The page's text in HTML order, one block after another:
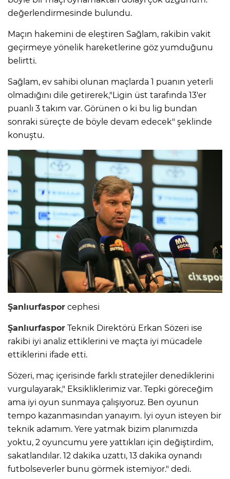
değerlendirmesinde bulundu.
Maçın hakemini de eleştiren Sağlam, rakibin vakit
geçirmeye yönelik hareketlerine göz yumduğunu
belirtti.
Sağlam, ev sahibi olunan maçlarda 1 puanın yeterli
olmadığını dile getirerek,"Ligin üst tarafında 13'er
puanlı 3 takım var. Görünen o ki bu lig bundan
sonraki süreçte de böyle devam edecek" şeklinde
konuştu.
Şanlıurfaspor cephesi
Şanlıurfaspor Teknik Direktörü Erkan Sözeri ise
rakibi iyi analiz ettiklerini ve maçta iyi mücadele
ettiklerini ifade etti.
Sözeri, maç içerisinde farklı stratejiler denediklerini
vurgulayarak," Eksikliklerimiz var. Tepki göreceğim
ama iyi oyun sunmaya çalışıyoruz. Ben oyunun
tempo kazanmasından yanayım. İyi oyun isteyen bir
teknik adamım. Yere yatmak bizim planımızda
yoktu, 2 oyuncumu yere yattıkları için değiştirdim,
sakatlandılar. 12 dakika uzattı, 13 dakika oynandı
futbolseverler bunu görmek istemiyor." dedi.